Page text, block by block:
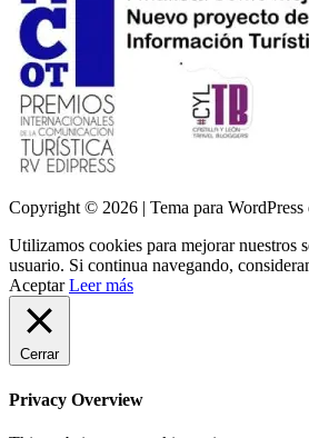
Copyright © 2026 | Tema para WordPress
Utilizamos cookies para mejorar nuestros
usuario. Si continua navegando,
Aceptar Leer más
Cerrar
Privacy Overview